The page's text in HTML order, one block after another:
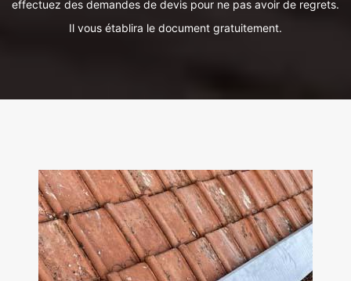
effectuez des demandes de devis pour ne pas avoir de regrets.
Il vous établira le document gratuitement.